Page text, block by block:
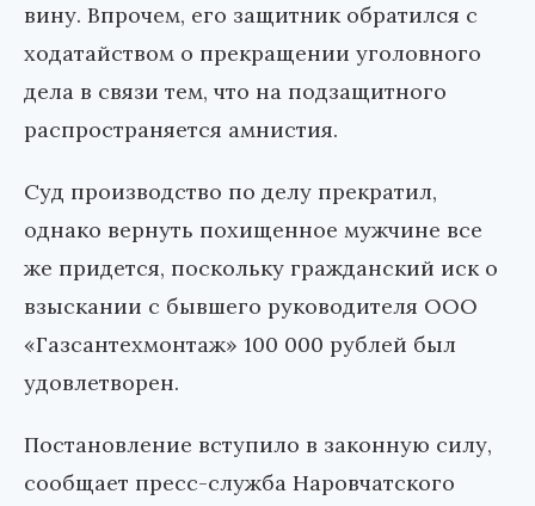
вину. Впрочем, его защитник обратился с
ходатайством о прекращении уголовного
дела в связи тем, что на подзащитного
распространяется амнистия.
Суд производство по делу прекратил,
однако вернуть похищенное мужчине все
же придется, поскольку гражданский иск о
взыскании с бывшего руководителя ООО
«Газсантехмонтаж» 100 000 рублей был
удовлетворен.
Постановление вступило в законную силу,
сообщает пресс-служба Наровчатского